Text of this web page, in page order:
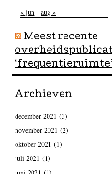
« jun aug »
Meest recente
Archieven
december 2021 (3)
november 2021 (2)
oktober 2021 (1)
juli 2021 (1)